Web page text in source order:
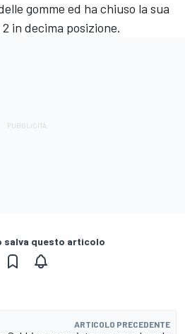
gomme ed ha chiuso la sua
in decima posizione.
salva questo articolo
ARTICOLO PRECEDENTE